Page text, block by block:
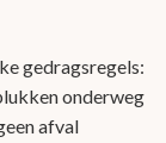
gedragsregels:
onderweg
afval